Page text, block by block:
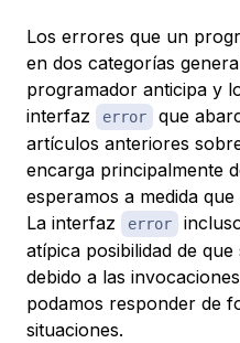
Los errores que un
en dos categorías
programador anticipa y
interfaz
error
que
artículos anteriores
encarga principalmente
esperamos a medida
La interfaz
error
atípica posibilidad de
debido a las
podamos responder de
situaciones.